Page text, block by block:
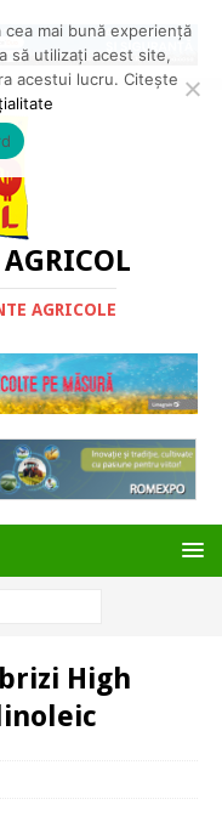
AGRICOL
AGRICOLE
High
mai bună experiență
să utilizați acest site,
acestui lucru. Citește